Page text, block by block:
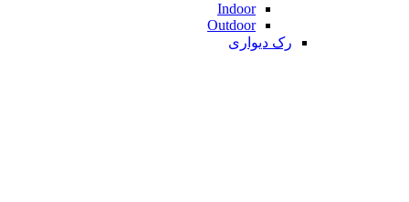
Indoor
Outdoor
رک دیواری